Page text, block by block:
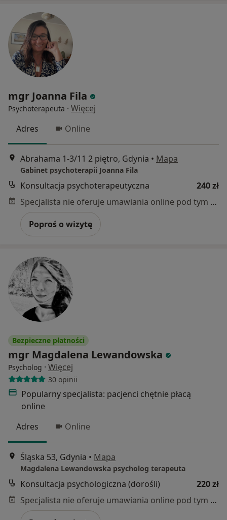
mgr Joanna Fila
Psychoterapeuta · Więcej
Adres
Online
Abrahama 1-3/11 2 piętro, Gdynia • Mapa
Gabinet psychoterapii Joanna Fila
Konsultacja psychoterapeutyczna
240 zł
Specjalista nie oferuje umawiania online pod tym adresem.
Poproś o wizytę
Bezpieczne płatności
mgr Magdalena Lewandowska
Psycholog · Więcej
30 opinii
Popularny specjalista: pacjenci chętnie płacą
online
Adres
Online
Śląska 53, Gdynia • Mapa
Magdalena Lewandowska psycholog terapeuta
Konsultacja psychologiczna (dorośli)
220 zł
Specjalista nie oferuje umawiania online pod tym adresem.